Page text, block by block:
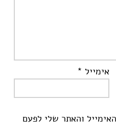
אימייל *
והאתר שלי לפעם